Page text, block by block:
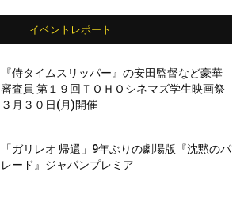
イベントレポート
『侍タイムスリッパー』の安田監督など豪華
審査員 第１９回ＴＯＨＯシネマズ学生映画祭
３月３０日(月)開催
「ガリレオ 帰還」9年ぶりの劇場版『沈黙のパ
レード』ジャパンプレミア